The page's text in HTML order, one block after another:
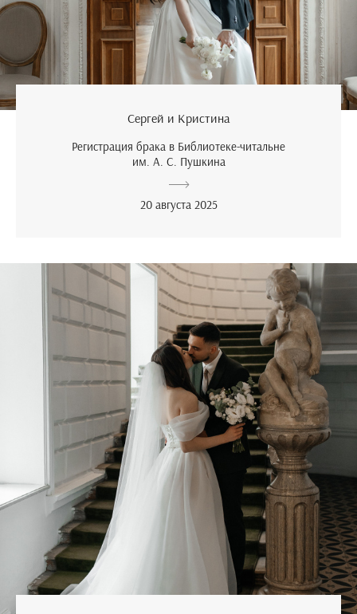
Сергей и Кристина
Регистрация брака в Библиотеке-читальне
им. А. С. Пушкина
20 августа 2025